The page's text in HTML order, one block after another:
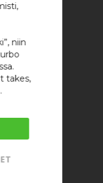
niin
takes,